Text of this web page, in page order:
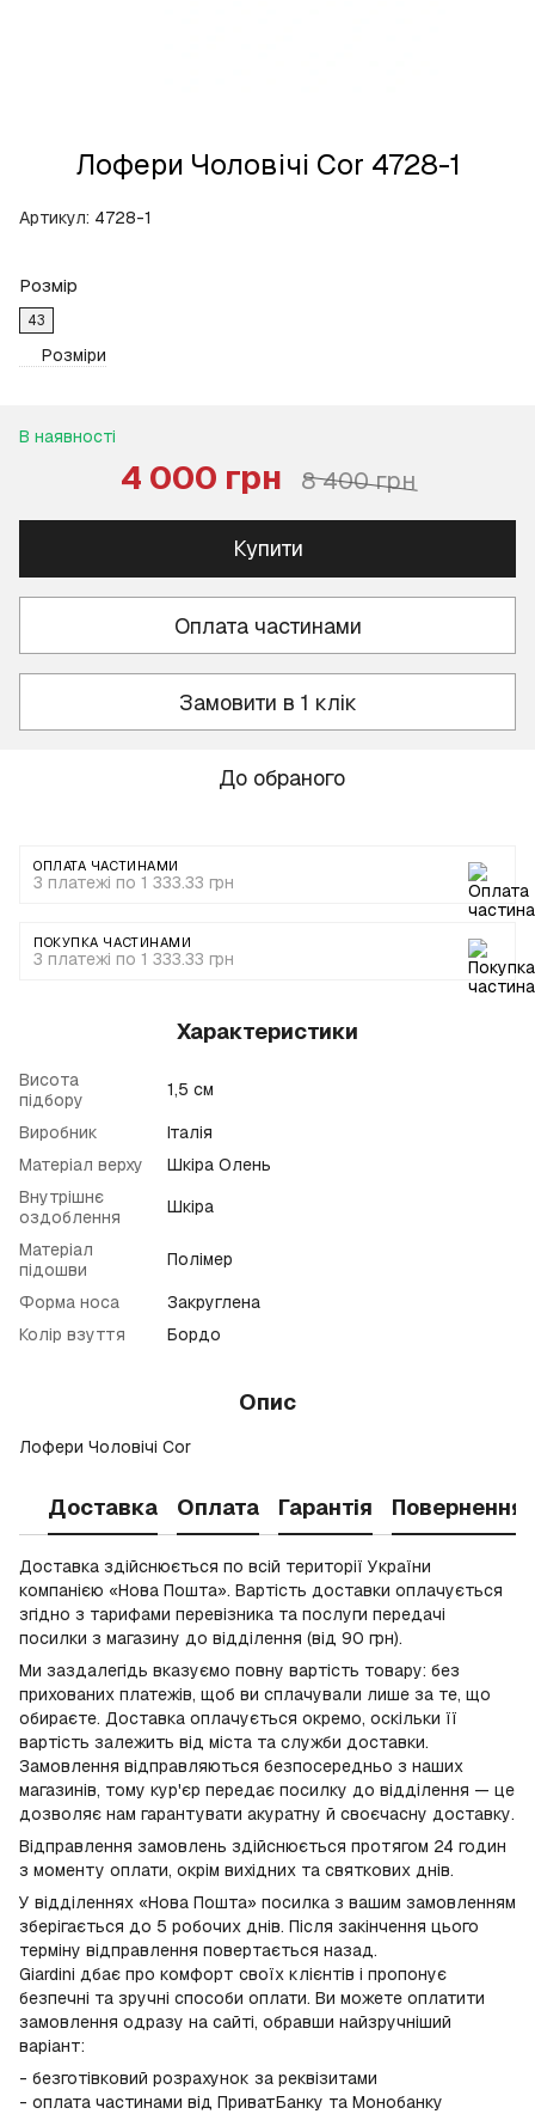
Лофери Чоловічі Cor 4728-1
Артикул: 4728-1
Розмір
43
Розміри
В наявності
4 000 грн 8 400 грн
Купити
Оплата частинами
Замовити в 1 клік
До обраного
ОПЛАТА ЧАСТИНАМИ
3 платежі по 1 333.33 грн
ПОКУПКА ЧАСТИНАМИ
3 платежі по 1 333.33 грн
Характеристики
Висота
підбору
1,5 см
Виробник
Італія
Матеріал верху
Шкіра Олень
Внутрішнє
оздоблення
Шкіра
Матеріал
підошви
Полімер
Форма носа
Закруглена
Колір взуття
Бордо
Опис
Лофери Чоловічі Cor
Доставка Оплата Гарантія Повернення
Доставка здійснюється по всій території України
компанією «Нова Пошта». Вартість доставки оплачується
згідно з тарифами перевізника та послуги передачі
посилки з магазину до відділення (від 90 грн).
Ми заздалегідь вказуємо повну вартість товару: без
прихованих платежів, щоб ви сплачували лише за те, що
обираєте. Доставка оплачується окремо, оскільки її
вартість залежить від міста та служби доставки.
Замовлення відправляються безпосередньо з наших
магазинів, тому кур'єр передає посилку до відділення — це
дозволяє нам гарантувати акуратну й своєчасну доставку.
Відправлення замовлень здійснюється протягом 24 годин
з моменту оплати, окрім вихідних та святкових днів.
У відділеннях «Нова Пошта» посилка з вашим замовленням
зберігається до 5 робочих днів. Після закінчення цього
терміну відправлення повертається назад.
Giardini дбає про комфорт своїх клієнтів і пропонує
безпечні та зручні способи оплати. Ви можете оплатити
замовлення одразу на сайті, обравши найзручніший
варіант:
- безготівковий розрахунок за реквізитами
- оплата частинами від ПриватБанку та Монобанку